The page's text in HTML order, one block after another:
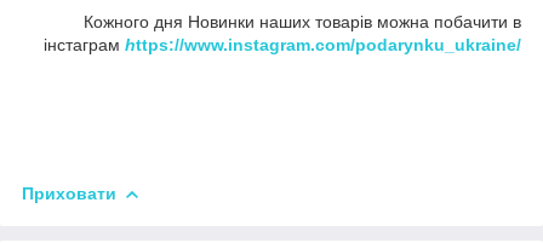
Кожного дня Новинки наших товарів можна побачити в
інстаграм https://www.instagram.com/podarynku_ukraine/
Приховати